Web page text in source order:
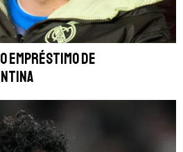
empréstimo de